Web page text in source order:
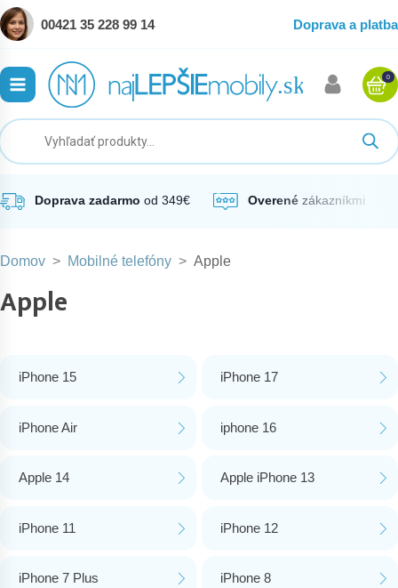
00421 35 228 99 14 Doprava a platba
0
Doprava zadarmo od 349€ Overené zákazníkmi
Domov > Mobilné telefóny > Apple
Apple
iPhone 15 iPhone 17
iPhone Air iphone 16
Apple 14 Apple iPhone 13
iPhone 11 iPhone 12
iPhone 7 Plus iPhone 8